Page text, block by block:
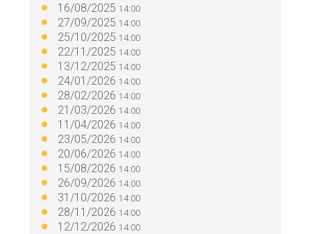
16/08/2025 14:00
27/09/2025 14:00
25/10/2025 14:00
22/11/2025 14:00
13/12/2025 14:00
24/01/2026 14:00
28/02/2026 14:00
21/03/2026 14:00
11/04/2026 14:00
23/05/2026 14:00
20/06/2026 14:00
15/08/2026 14:00
26/09/2026 14:00
31/10/2026 14:00
28/11/2026 14:00
12/12/2026 14:00